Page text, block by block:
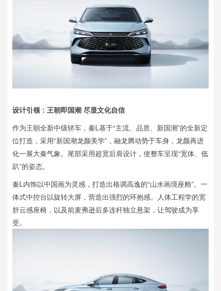
设计引领：王朝即国潮 尽显文化自信
作为王朝全新中级轿车，秦L基于“主流、品质、新国潮”的全新定
位打造，采用“新国潮龙颜美学”，融龙腾动势于车身，龙颜再进
化一展大秦气象。尾部采用超宽后肩设计，使整车呈现“宽体、低
趴”的姿态。
秦L内饰以中国画为灵感，打造出格调高逸的“山水画境座舱”。一
体式中控台以旋转大屏，营造出强烈的环抱感。人体工程学的宽
舒云感座椅，以及前麦弗逊后多连杆独立悬架，让驾驶成为享
受。